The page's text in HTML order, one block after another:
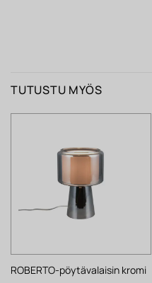
TUTUSTU MYÖS
ROBERTO-pöytävalaisin kromi